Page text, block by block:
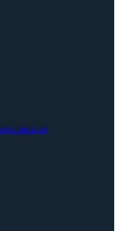
EN URUGUAY